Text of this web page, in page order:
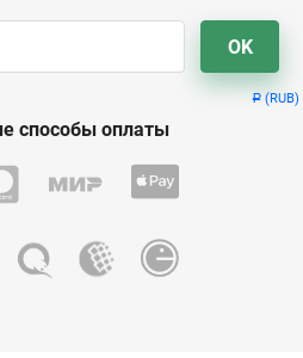
Р (RUB)
OK
способы оплаты